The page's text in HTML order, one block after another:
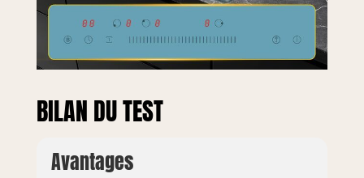
BILAN DU TEST
Avantages